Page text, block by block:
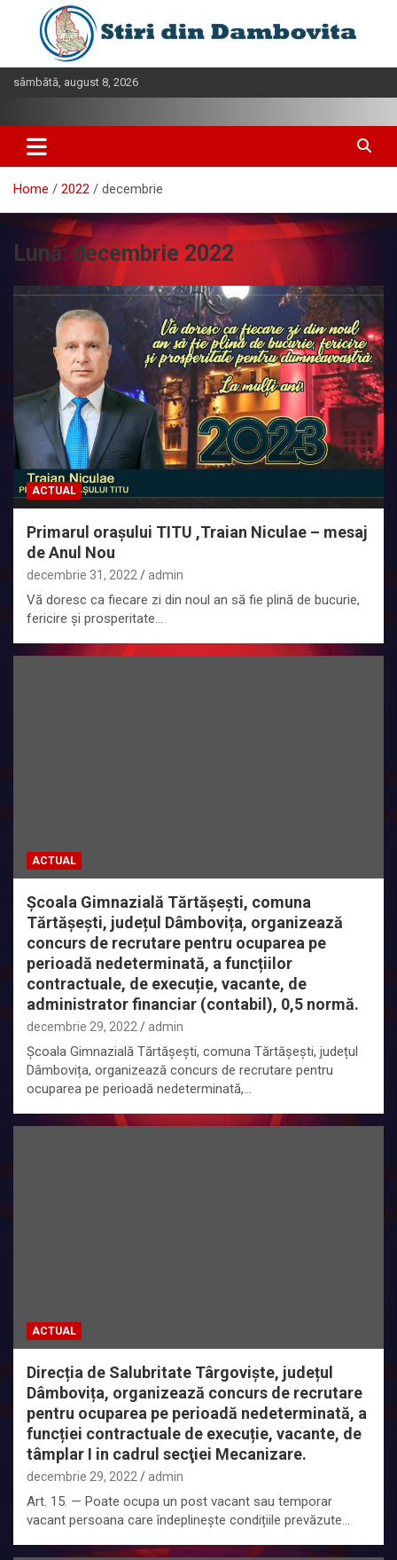
content
sâmbătă, august 8, 2026
Home 2022 decembrie
Lună:decembrie 2022
ACTUAL
Primarul orașului TITU ,Traian Niculae – mesaj
de Anul Nou
decembrie 31, 2022 admin
Vă doresc ca fiecare zi din noul an să fie plină de bucurie,
fericire și prosperitate…
ACTUAL
Școala Gimnazială Tărtășești, comuna
Tărtășești, județul Dâmbovița, organizează
concurs de recrutare pentru ocuparea pe
perioadă nedeterminată, a funcțiilor
contractuale, de execuție, vacante, de
administrator financiar (contabil), 0,5 normă.
decembrie 29, 2022 admin
Școala Gimnazială Tărtășești, comuna Tărtășești, județul
Dâmbovița, organizează concurs de recrutare pentru
ocuparea pe perioadă nedeterminată,…
ACTUAL
Direcția de Salubritate Târgoviște, județul
Dâmbovița, organizează concurs de recrutare
pentru ocuparea pe perioadă nedeterminată, a
funcției contractuale de execuție, vacante, de
tâmplar I in cadrul secţiei Mecanizare.
decembrie 29, 2022 admin
Art. 15. — Poate ocupa un post vacant sau temporar
vacant persoana care îndeplinește condițiile prevăzute…